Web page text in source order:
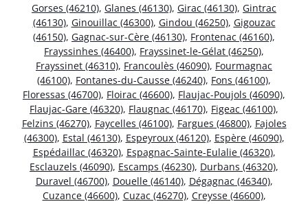
Gorses (46210), Glanes (46130), Girac (46130), Gintrac
(46130), Ginouillac (46300), Gindou (46250), Gigouzac
(46150), Gagnac-sur-Cère (46130), Frontenac (46160),
Frayssinhes (46400), Frayssinet-le-Gélat (46250),
Frayssinet (46310), Francoulès (46090), Fourmagnac
(46100), Fontanes-du-Causse (46240), Fons (46100),
Floressas (46700), Floirac (46600), Flaujac-Poujols (46090),
Flaujac-Gare (46320), Flaugnac (46170), Figeac (46100),
Felzins (46270), Faycelles (46100), Fargues (46800), Fajoles
(46300), Estal (46130), Espeyroux (46120), Espère (46090),
Espédaillac (46320), Espagnac-Sainte-Eulalie (46320),
Esclauzels (46090), Escamps (46230), Durbans (46320),
Duravel (46700), Douelle (46140), Dégagnac (46340),
Cuzance (46600), Cuzac (46270), Creysse (46600),